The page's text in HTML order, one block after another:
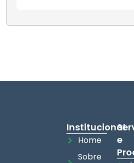
Institucional
Home
Sobre
e